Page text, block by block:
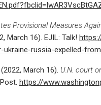
Provisional Measures
March 16). EJIL: Talk!
russia-expelled-
March 16). U.N. court
https://